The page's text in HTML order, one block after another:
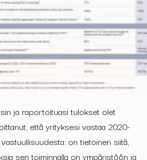
ja raportoituasi tulokset olet
että yrityksesi vastaa 2020-
on tietoinen siitä,
sen toiminnalla on ympäristöön ja